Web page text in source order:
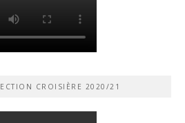
CROISIÈRE 2020/21